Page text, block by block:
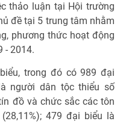
thảo luận tại Hội trường
đề tại 5 trung tâm nhằm
phương thức hoạt động
- 2014.
trong đó có 989 đại
người dân tộc thiểu số
đồ và chức sắc các tôn
479 đại biểu là